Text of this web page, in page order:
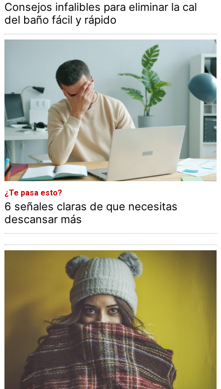
Consejos infalibles para eliminar la cal
del baño fácil y rápido
¿Te pasa esto?
6 señales claras de que necesitas
descansar más